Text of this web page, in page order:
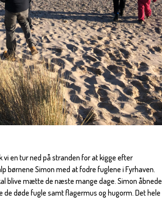
vi en tur ned på stranden for at kigge efter
børnene Simon med at fodre fuglene i Fyrhaven.
blive mætte de næste mange dage. Simon åbnede
døde fugle samt flagermus og hugorm. Det hele